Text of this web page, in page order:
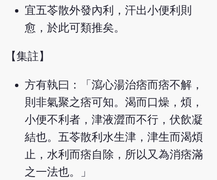
宜五苓散外發內利，汗出小便利則
愈，於此可類推矣。
【集註】
方有執曰：「瀉心湯治痞而痞不解，
則非氣聚之痞可知。渴而口燥，煩，
小便不利者，津液澀而不行，伏飲凝
結也。五苓散利水生津，津生而渴煩
止，水利而痞自除，所以又為消痞滿
之一法也。」